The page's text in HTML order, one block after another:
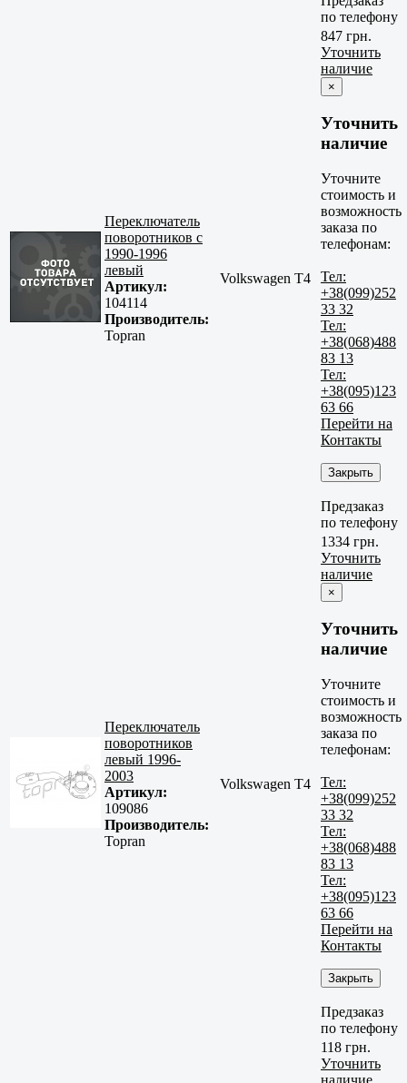
по телефону
Переключатель
поворотников с
1990-1996
левый
Артикул:
104114
Производитель:
Topran
Volkswagen T4
847 грн.
Уточнить
наличие
×
Уточнить
наличие
Уточните
стоимость и
возможность
заказа по
телефонам:
Тел:
+38(099)252
33 32
Тел:
+38(068)488
83 13
Тел:
+38(095)123
63 66
Перейти на
Контакты
Закрыть
Предзаказ
по телефону
Переключатель
поворотников
левый 1996-
2003
Артикул:
109086
Производитель:
Topran
Volkswagen T4
1334 грн.
Уточнить
наличие
×
Уточнить
наличие
Уточните
стоимость и
возможность
заказа по
телефонам:
Тел:
+38(099)252
33 32
Тел:
+38(068)488
83 13
Тел:
+38(095)123
63 66
Перейти на
Контакты
Закрыть
Предзаказ
по телефону
118 грн.
Уточнить